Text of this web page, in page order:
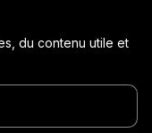
du contenu utile et